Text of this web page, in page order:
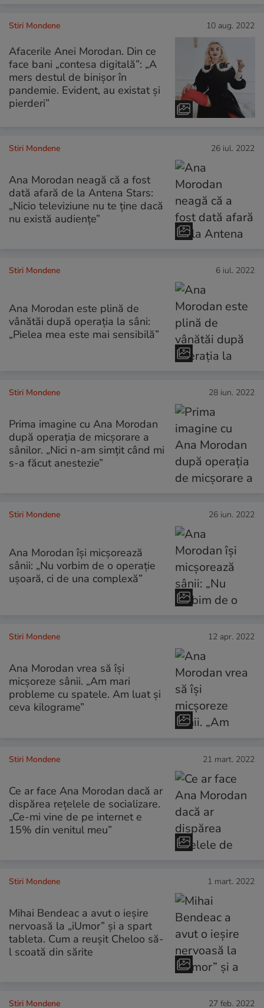
Stiri Mondene 10 aug. 2022
Afacerile Anei Morodan. Din ce
face bani „contesa digitală”: „A
mers destul de binișor în
pandemie. Evident, au existat și
pierderi”
Stiri Mondene 26 iul. 2022
Ana Morodan neagă că a fost
dată afară de la Antena Stars:
„Nicio televiziune nu te ține dacă
nu există audiențe”
Stiri Mondene 6 iul. 2022
Ana Morodan este plină de
vânătăi după operația la sâni:
„Pielea mea este mai sensibilă”
Stiri Mondene 28 iun. 2022
Prima imagine cu Ana Morodan
după operația de micșorare a
sânilor. „Nici n-am simțit când mi
s-a făcut anestezie”
Stiri Mondene 26 iun. 2022
Ana Morodan își micșorează
sânii: „Nu vorbim de o operație
ușoară, ci de una complexă”
Stiri Mondene 12 apr. 2022
Ana Morodan vrea să își
micșoreze sânii. „Am mari
probleme cu spatele. Am luat și
ceva kilograme”
Stiri Mondene 21 mart. 2022
Ce ar face Ana Morodan dacă ar
dispărea rețelele de socializare.
„Ce-mi vine de pe internet e
15% din venitul meu”
Stiri Mondene 1 mart. 2022
Mihai Bendeac a avut o ieșire
nervoasă la „iUmor” și a spart
tableta. Cum a reușit Cheloo să-
l scoată din sărite
Stiri Mondene 27 feb. 2022